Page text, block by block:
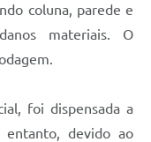
coluna, parede e
materiais. O
foi dispensada a
entanto, devido ao